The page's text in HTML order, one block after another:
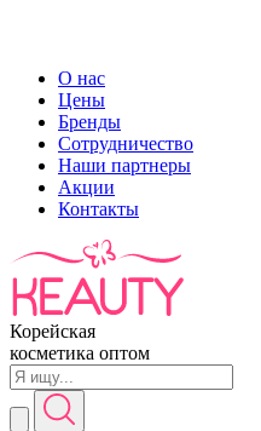
О нас
Цены
Бренды
Сотрудничество
Наши партнеры
Акции
Контакты
Корейская
косметика оптом